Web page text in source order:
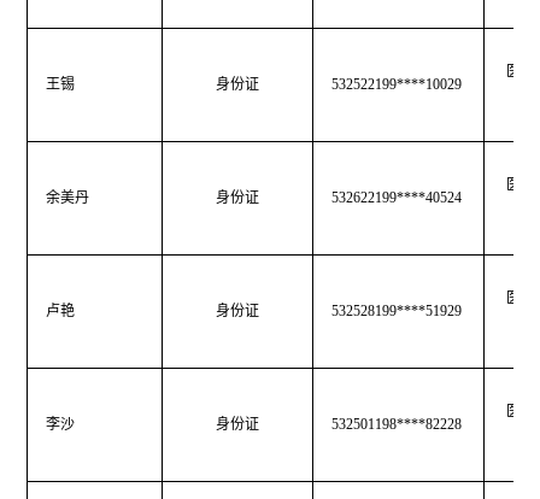
王锡 身份证 532522199****10029
医师
余美丹 身份证 532622199****40524
医师
卢艳 身份证 532528199****51929
医师
李沙 身份证 532501198****82228
医师